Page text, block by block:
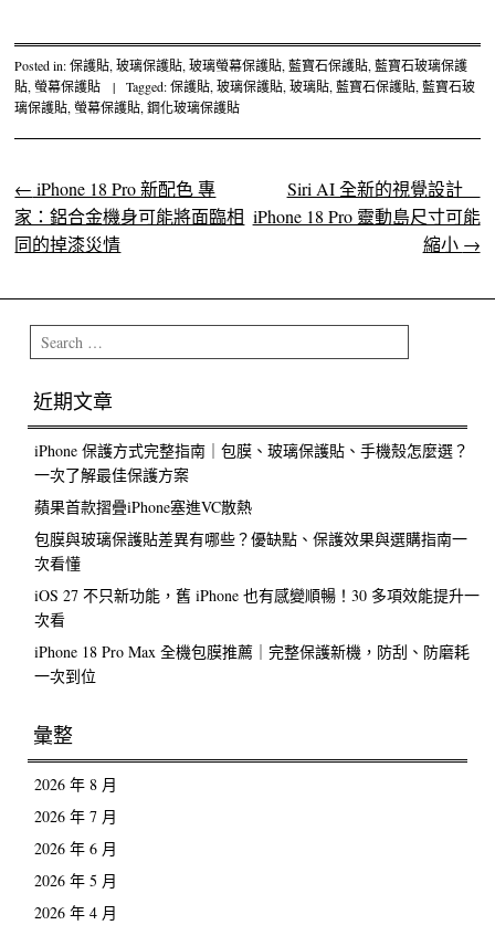
Posted in:保護貼,玻璃保護貼,玻璃螢幕保護貼,藍寶石保護貼,藍寶石玻璃保護
貼,螢幕保護貼 | Tagged:保護貼,玻璃保護貼,玻璃貼,藍寶石保護貼,藍寶石玻
璃保護貼,螢幕保護貼,鋼化玻璃保護貼
Post navigation
← iPhone 18 Pro 新配色 專
家：鋁合金機身可能將面臨相
同的掉漆災情
Siri AI 全新的視覺設計
iPhone 18 Pro 靈動島尺寸可能
縮小 →
Search
近期文章
iPhone 保護方式完整指南｜包膜、玻璃保護貼、手機殼怎麼選？
一次了解最佳保護方案
蘋果首款摺疊iPhone塞進VC散熱
包膜與玻璃保護貼差異有哪些？優缺點、保護效果與選購指南一
次看懂
iOS 27 不只新功能，舊 iPhone 也有感變順暢！30 多項效能提升一
次看
iPhone 18 Pro Max 全機包膜推薦｜完整保護新機，防刮、防磨耗
一次到位
彙整
2026 年 8 月
2026 年 7 月
2026 年 6 月
2026 年 5 月
2026 年 4 月